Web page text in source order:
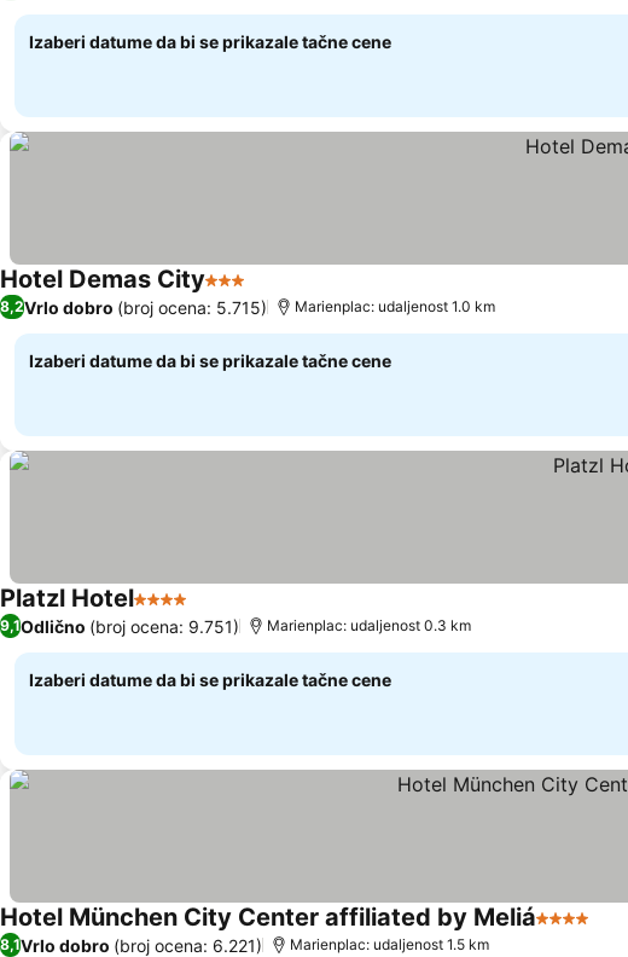
Izaberi datume da bi se prikazale tačne cene
Hotel Demas City3 Zvezdice
8,2Vrlo dobro (broj ocena: 5.715) Marienplac: udaljenost 1.0 km
Izaberi datume da bi se prikazale tačne cene
Platzl Hotel4 Zvezdice
9,1Odlično (broj ocena: 9.751) Marienplac: udaljenost 0.3 km
Izaberi datume da bi se prikazale tačne cene
Hotel München City Center affiliated by Meliá4 Zvezdice
8,1Vrlo dobro (broj ocena: 6.221) Marienplac: udaljenost 1.5 km